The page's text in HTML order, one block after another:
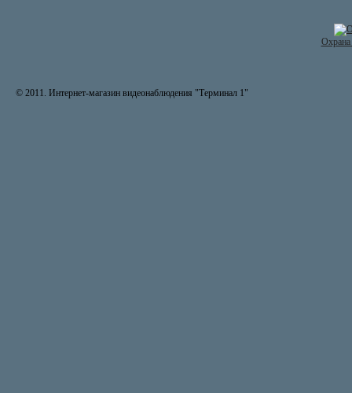
© 2011. Интернет-магазин видеонаблюдения "Терминал 1"